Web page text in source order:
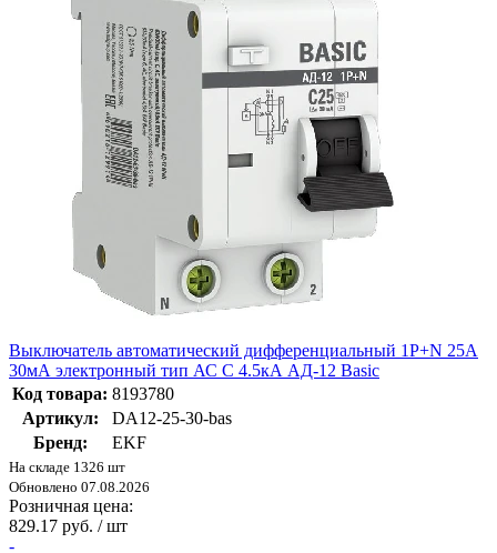
Выключатель автоматический дифференциальный 1P+N 25А
30мА электронный тип АС C 4.5кА АД-12 Basic
Код товара: 8193780
Артикул:
DA12-25-30-bas
Бренд:
EKF
На складе 1326 шт
Обновлено 07.08.2026
Розничная цена:
829.17 руб. / шт
-